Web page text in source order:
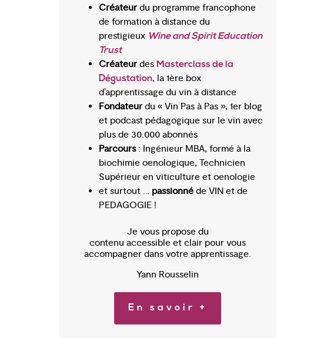
Créateur du programme francophone
de formation à distance du
prestigieux Wine and Spirit Education
Trust
Créateur des Masterclass de la
Dégustation, la 1ère box
d’apprentissage du vin à distance
Fondateur du « Vin Pas à Pas », 1er blog
et podcast pédagogique sur le vin avec
plus de 30.000 abonnés
Parcours : Ingénieur MBA, formé à la
biochimie oenologique, Technicien
Supérieur en viticulture et oenologie
et surtout … passionné de VIN et de
PEDAGOGIE !
Je vous propose du
contenu accessible et clair pour vous
accompagner dans votre apprentissage.
Yann Rousselin
En savoir +